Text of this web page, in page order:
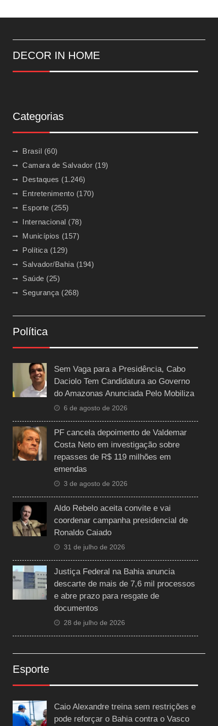
DECOR IN HOME
Categorias
Brasil (60)
Camara de Salvador (19)
Destaques (1.246)
Entretenimento (170)
Esporte (255)
Internacional (78)
Municípios (157)
Política (129)
Salvador/Bahia (194)
Saúde (25)
Segurança (268)
Política
Sem Vaga para a Presidência, Cabo
Daciolo Tem Candidatura ao Governo
do Amazonas Anunciada Pelo Mobiliza
6 de agosto de 2026
PF cancela depoimento de Valdemar
Costa Neto em investigação sobre
repasses de R$ 119 milhões em
emendas
3 de agosto de 2026
Aldo Rebelo aceita convite e vai
coordenar campanha presidencial de
Ronaldo Caiado
31 de julho de 2026
Justiça Federal na Bahia anuncia
descarte de mais de 7,6 mil processos
e abre prazo para resgate de
documentos
28 de julho de 2026
Esporte
Caio Alexandre treina sem restrições e
pode reforçar o Bahia contra o Vasco